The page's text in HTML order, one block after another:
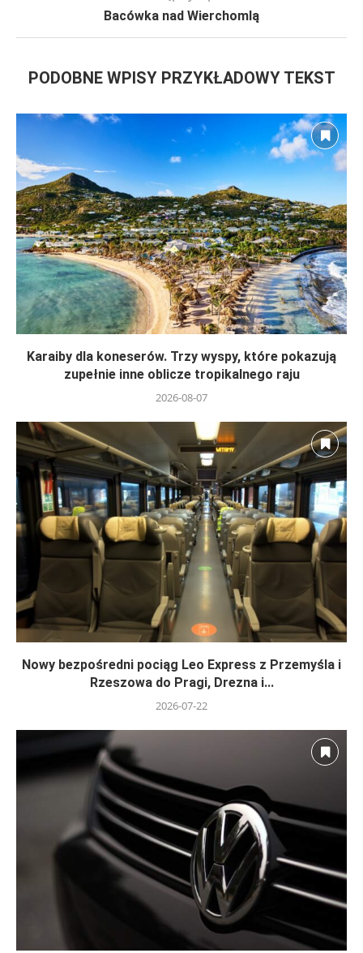
Bacówka nad Wierchomlą
PODOBNE WPISY PRZYKŁADOWY TEKST
Karaiby dla koneserów. Trzy wyspy, które pokazują
zupełnie inne oblicze tropikalnego raju
2026-08-07
Nowy bezpośredni pociąg Leo Express z Przemyśla i
Rzeszowa do Pragi, Drezna i...
2026-07-22